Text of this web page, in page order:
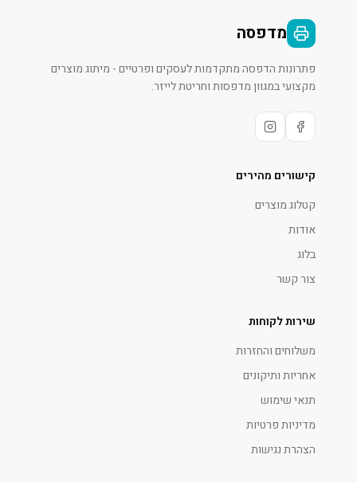
מדפסה
פתרונות הדפסה מתקדמות לעסקים ופרטיים - מיתוג מוצרים
מקצועי במגוון מדפסות וחריטת לייזר.
קישורים מהירים
קטלוג מוצרים
אודות
בלוג
צור קשר
שירות לקוחות
משלוחים והחזרות
אחריות ותיקונים
תנאי שימוש
מדיניות פרטיות
הצהרת נגישות